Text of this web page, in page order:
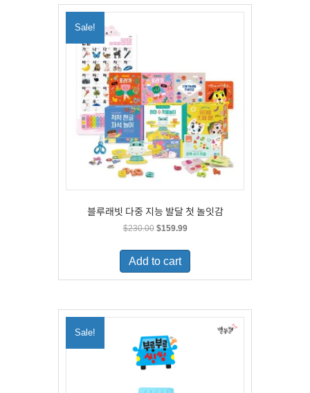
Sale!
블루래빗 다중 지능 발달 첫 놀잇감
$230.00 Original
was:
$230.00.
$159.99Current
is:
Add to cart
Sale!